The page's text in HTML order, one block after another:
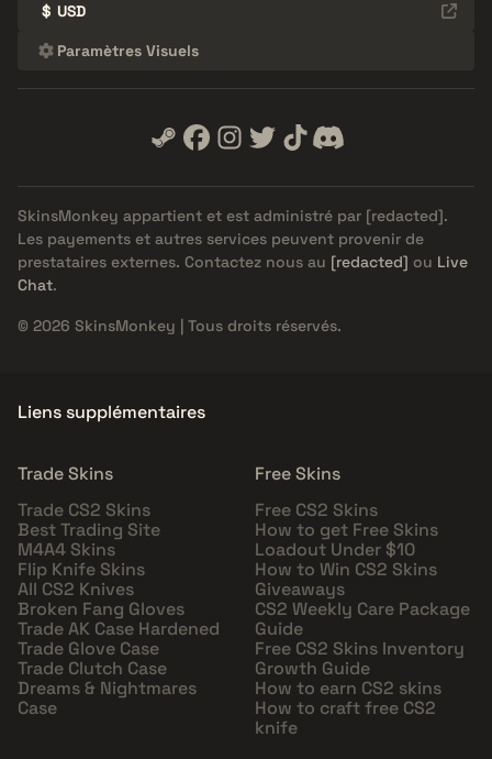
$ USD
Paramètres Visuels
SkinsMonkey appartient et est administré par [redacted].
Les payements et autres services peuvent provenir de
prestataires externes. Contactez nous au [redacted] ou Live
Chat.
© 2026 SkinsMonkey | Tous droits réservés.
Liens supplémentaires
Trade Skins
Trade CS2 Skins
Best Trading Site
M4A4 Skins
Flip Knife Skins
All CS2 Knives
Broken Fang Gloves
Trade AK Case Hardened
Trade Glove Case
Trade Clutch Case
Dreams & Nightmares
Case
Free Skins
Free CS2 Skins
How to get Free Skins
Loadout Under $10
How to Win CS2 Skins
Giveaways
CS2 Weekly Care Package
Guide
Free CS2 Skins Inventory
Growth Guide
How to earn CS2 skins
How to craft free CS2
knife